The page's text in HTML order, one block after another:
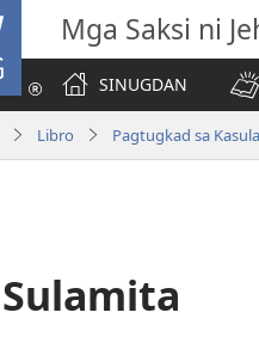
Mga Saksi ni
SINUGDAN
Libro Pagtugkad sa
Sulamita